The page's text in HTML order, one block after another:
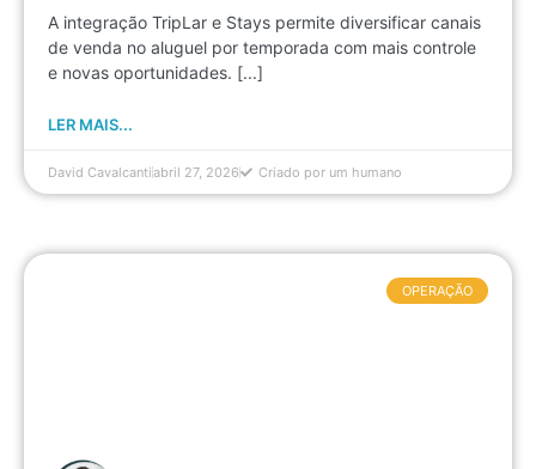
A integração TripLar e Stays permite diversificar canais
de venda no aluguel por temporada com mais controle
e novas oportunidades. [...]
LER MAIS...
David Cavalcantiabril 27, 2026 Criado por um humano
OPERAÇÃO